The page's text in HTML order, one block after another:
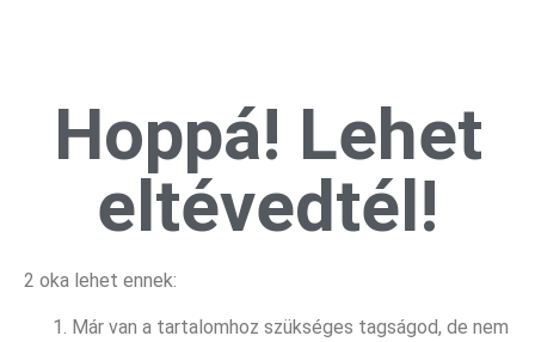
Hoppá! Lehet
eltévedtél!
2 oka lehet ennek:
Már van a tartalomhoz szükséges tagságod, de nem